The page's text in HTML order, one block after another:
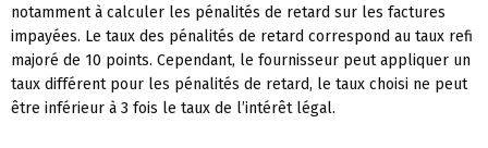
notamment à calculer les pénalités de retard sur les factures
impayées. Le taux des pénalités de retard correspond au taux refi
majoré de 10 points. Cependant, le fournisseur peut appliquer un
taux différent pour les pénalités de retard, le taux choisi ne peut
être inférieur à 3 fois le taux de l’intérêt légal.